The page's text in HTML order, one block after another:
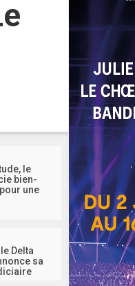
le
bien-
une
Delta
sa